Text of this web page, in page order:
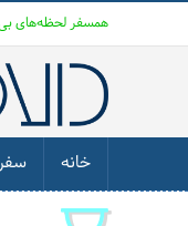
همسفر لحظه‌های
خانه